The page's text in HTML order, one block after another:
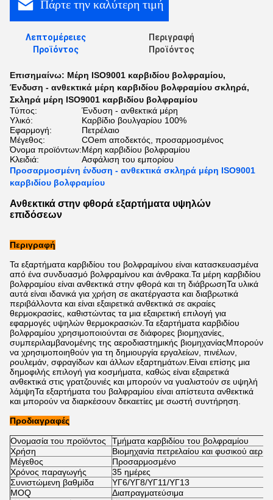
Πάρτε την καλύτερη τιμή
Λεπτομέρειες
Προϊόντος
Περιγραφή
Προϊόντος
Επισημαίνω: Μέρη ISO9001 καρβιδίου βολφραμίου,
Ένδυση - ανθεκτικά μέρη καρβιδίου βολφραμίου σκληρά,
Σκληρά μέρη ISO9001 καρβιδίου βολφραμίου
Τύπος:
Ένδυση - ανθεκτικά μέρη
Υλικό:
Καρβίδιο βουλγαρίου 100%
Εφαρμογή:
Πετρέλαιο
Μέγεθος:
COem αποδεκτός, προσαρμοσμένος
Όνομα προϊόντων:Μέρη καρβιδίου βολφραμίου
Κλειδιά:
Ασφάλιση του εμπορίου
Προσαρμοσμένη ένδυση - ανθεκτικά σκληρά μέρη ISO9001
καρβιδίου βολφραμίου
Ανθεκτικά στην φθορά εξαρτήματα υψηλών
επιδόσεων
Περιγραφή
Τα εξαρτήματα καρβιδίου του βολφραμίνου είναι κατασκευασμένα
από ένα συνδυασμό βολφραμίνου και άνθρακα.Τα μέρη καρβιδίου
βολφραμίου είναι ανθεκτικά στην φθορά και τη διάβρωσηΤα υλικά
αυτά είναι ιδανικά για χρήση σε ακατέργαστα και διαβρωτικά
περιβάλλοντα και είναι εξαιρετικά ανθεκτικά σε ακραίες
θερμοκρασίες, καθιστώντας τα μια εξαιρετική επιλογή για
εφαρμογές υψηλών θερμοκρασιών.Τα εξαρτήματα καρβιδίου
βολφραμίου χρησιμοποιούνται σε διάφορες βιομηχανίες,
συμπεριλαμβανομένης της αεροδιαστημικής βιομηχανίαςΜπορούν
να χρησιμοποιηθούν για τη δημιουργία εργαλείων, πινέλων,
ρουλεμάν, σφραγίδων και άλλων εξαρτημάτων.Είναι επίσης μια
δημοφιλής επιλογή για κοσμήματα, καθώς είναι εξαιρετικά
ανθεκτικά στις γρατζουνιές και μπορούν να γυαλιστούν σε υψηλή
λάμψηΤα εξαρτήματα του βαλφραμίου είναι απίστευτα ανθεκτικά
και μπορούν να διαρκέσουν δεκαετίες με σωστή συντήρηση.
Προδιαγραφές
Ονομασία του προϊόντος
Τμήματα καρβιδίου του βολφραμίου
Χρήση
Βιομηχανία πετρελαίου και φυσικού
Μέγεθος
Προσαρμοσμένο
Χρόνος παραγωγής
35 ημέρες
Συνιστώμενη βαθμίδα
ΥΓ6/ΥΓ8/ΥΓ11/ΥΓ13
MOQ
Διαπραγματεύσιμα